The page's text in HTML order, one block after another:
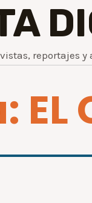
reportajes y